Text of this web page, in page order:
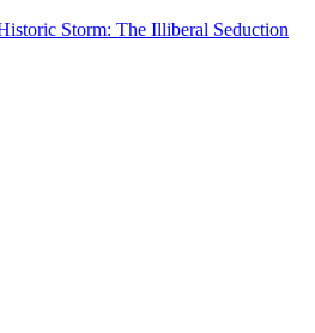
Storm: The Illiberal Seduction